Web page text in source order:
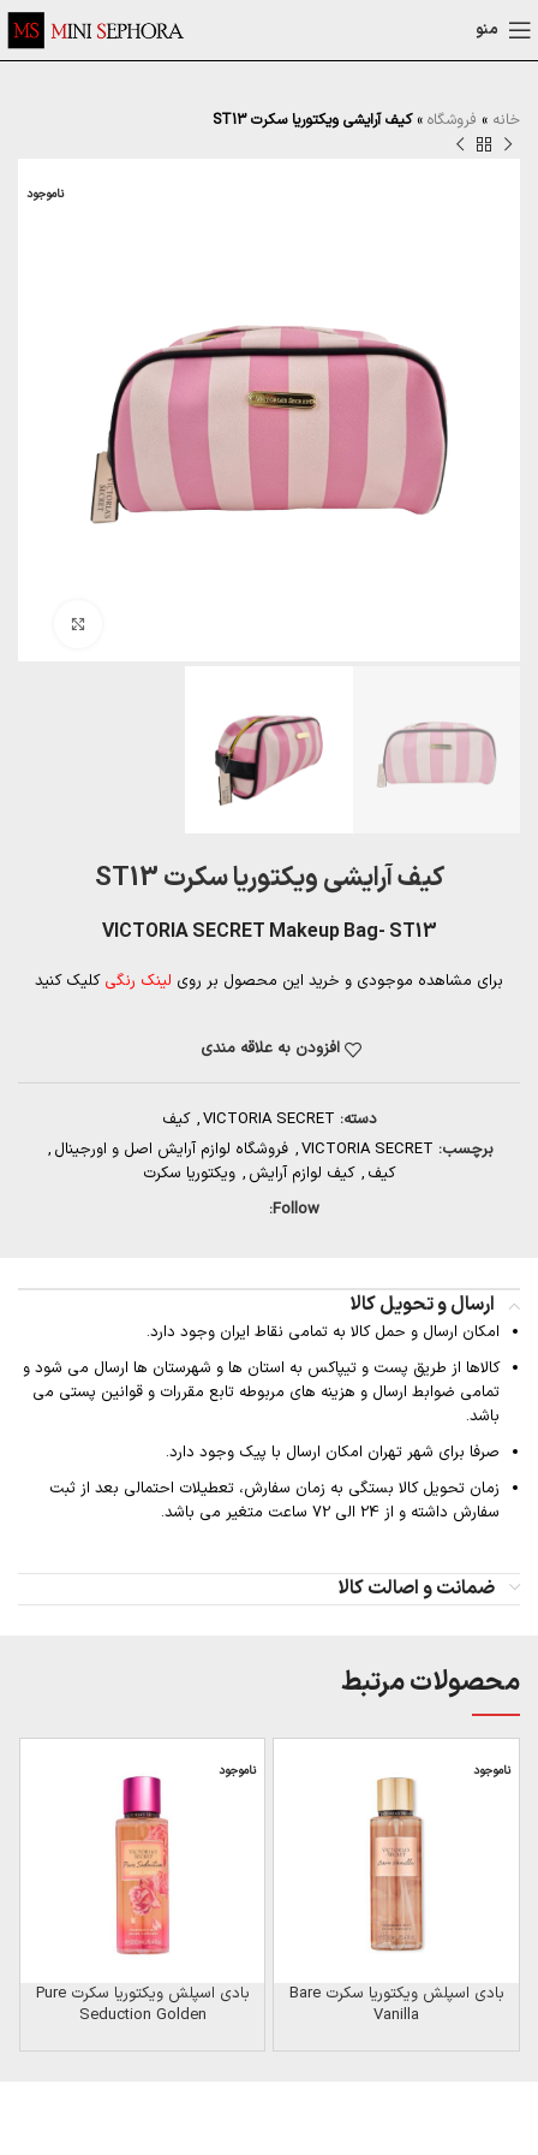
منو
خانه » فروشگاه »کیف آرایشی ویکتوریا سکرت ST13
ناموجود
کیف آرایشی ویکتوریا سکرت ST13
VICTORIA SECRET Makeup Bag- ST13
برای مشاهده موجودی و خرید این محصول بر روی لینک رنگی کلیک کنید
افزودن به علاقه مندی
دسته: VICTORIA SECRET
, کیف
برچسب: VICTORIA SECRET
, فروشگاه لوازم آرایش اصل و اورجینال ,
کیف , کیف لوازم آرایش , ویکتوریا سکرت
Follow:
ارسال و تحویل کالا
امکان ارسال و حمل کالا به تمامی نقاط ایران وجود دارد.
کالاها از طریق پست و تیپاکس به استان ها و شهرستان ها ارسال می شود و
تمامی ضوابط ارسال و هزینه های مربوطه تابع مقررات و قوانین پستی می
باشد.
صرفا برای شهر تهران امکان ارسال با پیک وجود دارد.
زمان تحویل کالا بستگی به زمان سفارش، تعطیلات احتمالی بعد از ثبت
سفارش داشته و از 24 الی 72 ساعت متغیر می باشد.
ضمانت و اصالت کالا
محصولات مرتبط
ناموجود
بادی اسپلش ویکتوریا سکرت Bare
Vanilla
ناموجود
بادی اسپلش ویکتوریا سکرت Pure
Seduction Golden